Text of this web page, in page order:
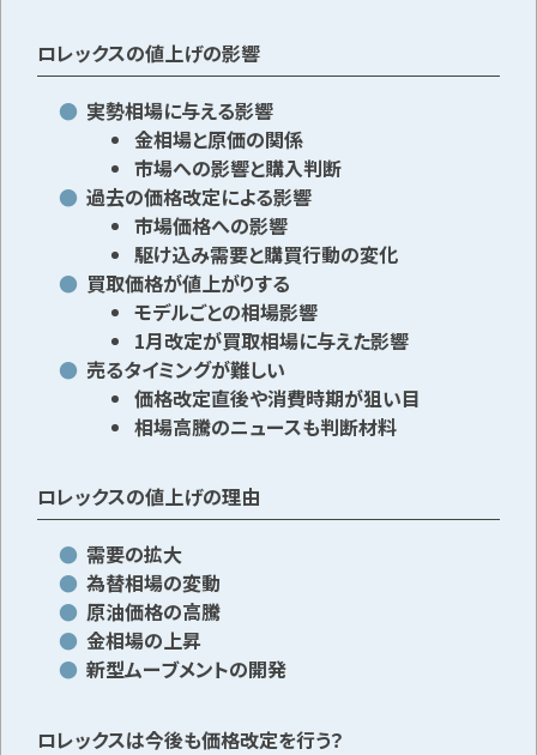
ロレックスの値上げの影響
実勢相場に与える影響
金相場と原価の関係
市場への影響と購入判断
過去の価格改定による影響
市場価格への影響
駆け込み需要と購買行動の変化
買取価格が値上がりする
モデルごとの相場影響
1月改定が買取相場に与えた影響
売るタイミングが難しい
価格改定直後や消費時期が狙い目
相場高騰のニュースも判断材料
ロレックスの値上げの理由
需要の拡大
為替相場の変動
原油価格の高騰
金相場の上昇
新型ムーブメントの開発
ロレックスは今後も価格改定を行う？